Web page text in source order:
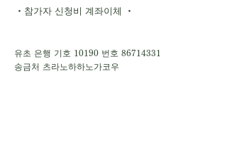
・참가자 신청비 계좌이체 ・
유초 은행 기호 10190 번호 86714331
송금처 츠라노하하노가코우